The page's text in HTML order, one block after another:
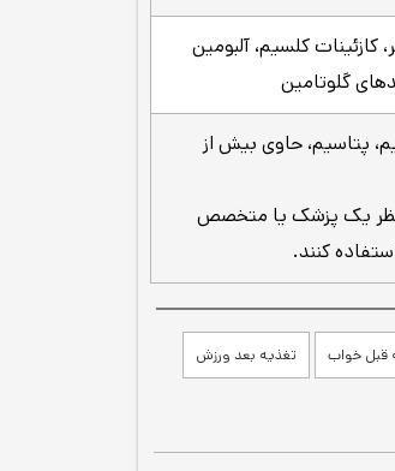
کازئینات کلسیم، آلبومین
گلوتامین
پتاسیم، حاوی بیش از
نظر یک پزشک یا متخصص
کنند.
قبل خواب تغذیه بعد ورزش